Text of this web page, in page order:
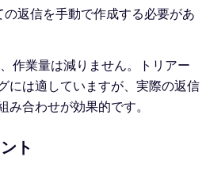
返信を手動で作成する必要があ
作業量は減りません。トリアー
には適していますが、実際の返信
み合わせが効果的です。
ト